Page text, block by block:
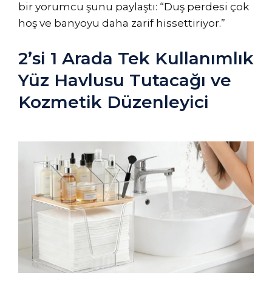
bir yorumcu şunu paylaştı: “Duş perdesi çok
hoş ve banyoyu daha zarif hissettiriyor.”
2’si 1 Arada Tek Kullanımlık
Yüz Havlusu Tutacağı ve
Kozmetik Düzenleyici